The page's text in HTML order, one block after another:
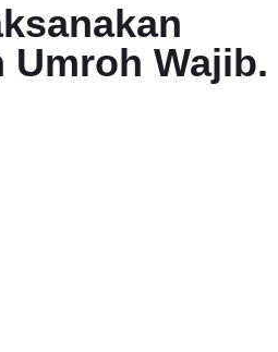
Umroh Wajib.